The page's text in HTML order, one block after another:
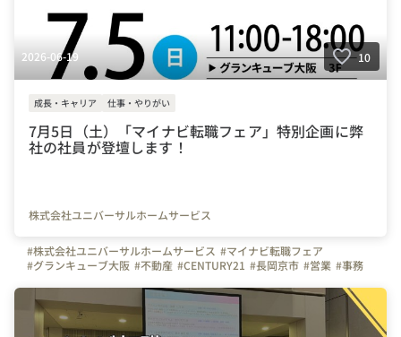
2026-06-19 10
成長・キャリア 仕事・やりがい
7月5日（土）「マイナビ転職フェア」特別企画に弊
社の社員が登壇します！
株式会社ユニバーサルホームサービス
#株式会社ユニバーサルホームサービス #マイナビ転職フェア
#グランキューブ大阪 #不動産 #CENTURY21 #長岡京市 #営業 #事務